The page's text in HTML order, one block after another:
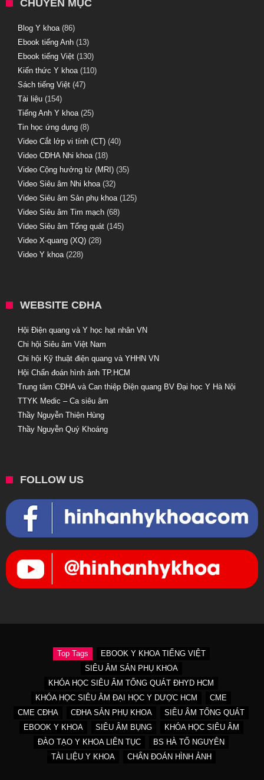
CHUYÊN MỤC
Blog Y khoa(86)
Ebook tiếng Anh (13)
Ebook tiếng Việt (130)
Kiến thức Y khoa(110)
Sách tiếng Việt (47)
Tài liệu (154)
Tiếng Anh Y khoa(25)
Tin học ứng dụng (8)
Video Cắt lớp vi tính (CT) (40)
Video CĐHA Nhi khoa(18)
Video Cộng hưởng từ (MRI) (35)
Video Siêu âm Nhi khoa(32)
Video Siêu âm Sản phụ khoa(125)
Video Siêu âm Tim mạch (68)
Video Siêu âm Tổng quát (145)
Video X-quang (XQ) (28)
Video Y khoa(228)
WEBSITE CĐHA
Hội Điện quang và Y học hạt nhân VN
Chi hội Siêu âm Việt Nam
Chi hội Kỹ thuật điện quang và YHHN VN
Hội Chẩn đoán hình ảnh TP.HCM
Trung tâm CĐHA và Can thiệp Điện quang BV Đại học Y Hà Nội
TTYK Medic – Ca siêu âm
Thầy Nguyễn Thiện Hùng
Thầy Nguyễn Quý Khoáng
FOLLOW US
Top Tags
EBOOK Y KHOA TIẾNG VIỆT
SIÊU ÂM SẢN PHỤ KHOA
KHÓA HỌC SIÊU ÂM TỔNG QUÁT ĐHYD HCM
KHÓA HỌC SIÊU ÂM ĐẠI HỌC Y DƯỢC HCM
CME
CME CĐHA
CĐHA SẢN PHỤ KHOA
SIÊU ÂM TỔNG QUÁT
EBOOK Y KHOA
SIÊU ÂM BỤNG
KHÓA HỌC SIÊU ÂM
ĐÀO TẠO Y KHOA LIÊN TỤC
BS HÀ TỐ NGUYÊN
TÀI LIỆU Y KHOA
CHẨN ĐOÁN HÌNH ẢNH